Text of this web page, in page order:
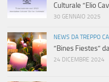
Culturale “Elio
30 GENNAIO 2025
NEWS DA TREPPO
“Bines Fiestes”
24 DICEMBRE 2024